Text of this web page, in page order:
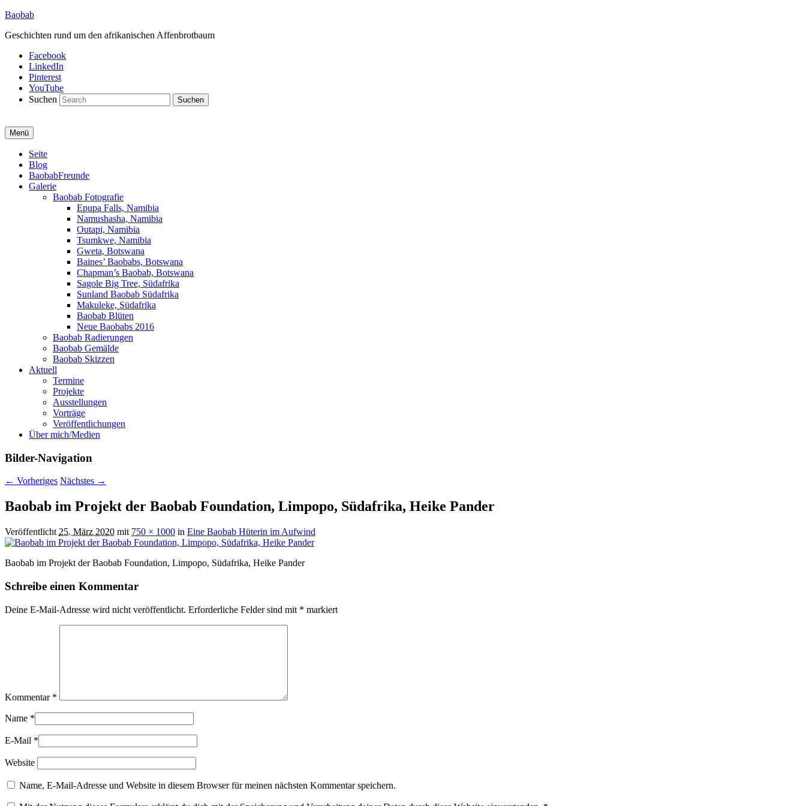
Baobab
Geschichten rund um den afrikanischen Affenbrotbaum
Facebook
LinkedIn
Pinterest
YouTube
Suchen
Menü
Primäres
Menü
Seite
Blog
BaobabFreunde
Galerie
Baobab Fotografie
Epupa Falls, Namibia
Namushasha, Namibia
Outapi, Namibia
Tsumkwe, Namibia
Gweta, Botswana
Baines’ Baobabs, Botswana
Chapman’s Baobab, Botswana
Sagole Big Tree, Südafrika
Sunland Baobab Südafrika
Makuleke, Südafrika
Baobab Blüten
Neue Baobabs 2016
Baobab Radierungen
Baobab Gemälde
Baobab Skizzen
Aktuell
Termine
Projekte
Ausstellungen
Vorträge
Veröffentlichungen
Über mich/Medien
Bilder-Navigation
← Vorheriges Nächstes →
Baobab im Projekt der Baobab Foundation, Limpopo, Südafrika, Heike Pander
Veröffentlicht 25. März 2020 mit 750 × 1000 in Eine Baobab Hüterin im Aufwind
Baobab im Projekt der Baobab Foundation, Limpopo, Südafrika, Heike Pander
Schreibe einen Kommentar
Deine E-Mail-Adresse wird nicht veröffentlicht. Erforderliche Felder sind mit * markiert
Kommentar *
Name *
E-Mail *
Website
Name, E-Mail-Adresse und Website in diesem Browser für meinen nächsten Kommentar speichern.